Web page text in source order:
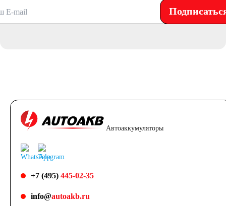
Автоаккумуляторы
+7 (495) 445-02-35
info@autoakb.ru